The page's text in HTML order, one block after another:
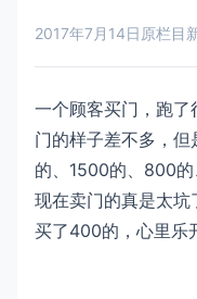
2017年7月14日 原栏目
一个顾客买门，跑
门的样子差不多，
的、1500的、800的
现在卖门的真是太
买了400的，心里乐